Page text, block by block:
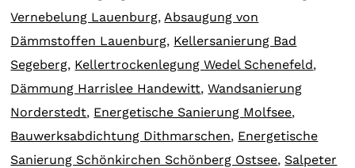
Vernebelung Lauenburg, Absaugung von
Dämmstoffen Lauenburg, Kellersanierung Bad
Segeberg, Kellertrockenlegung Wedel Schenefeld,
Dämmung Harrislee Handewitt,Wandsanierung
Norderstedt, Energetische Sanierung Molfsee,
Bauwerksabdichtung Dithmarschen, Energetische
Sanierung Schönkirchen Schönberg Ostsee, Salpeter